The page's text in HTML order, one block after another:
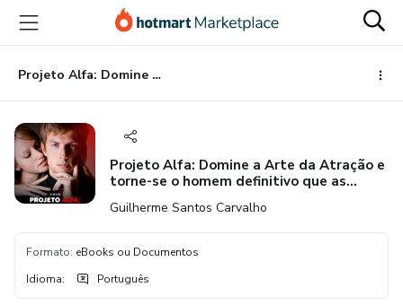
para
conteúdo
principal
para
pagamento
para
rodapé
Projeto Alfa: Domine a Arte da Atração e torne-se o homem definitivo que as mulheres desejam
Projeto Alfa: Domine a Arte da Atração e
torne-se o homem definitivo que as
Guilherme Santos Carvalho
Formato: eBooks ou Documentos
Idioma: Português